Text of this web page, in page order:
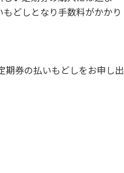
どしとなり手数料がかかり
期券の払いもどしをお申し出